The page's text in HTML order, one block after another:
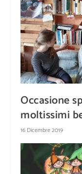
Occasione
moltissimi
16 Dicembre 2019